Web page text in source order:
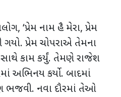
, ‘પ્રેમ નામ હૈ મેરા, પ્રેમ
પ્રેમ ચોપરાએ તેમના
કામ કર્યું. તેમણે રાજેશ
અભિનય કર્યો. બાદમાં
નવા દૌરમાં તેઓ